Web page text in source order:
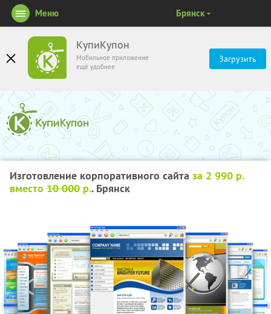
КупиКупон
Мобильное приложение
ещё удобнее
Загрузить
Меню Брянск
Изготовление корпоративного сайта за 2 990 р.
вместо 10 000 р.. Брянск